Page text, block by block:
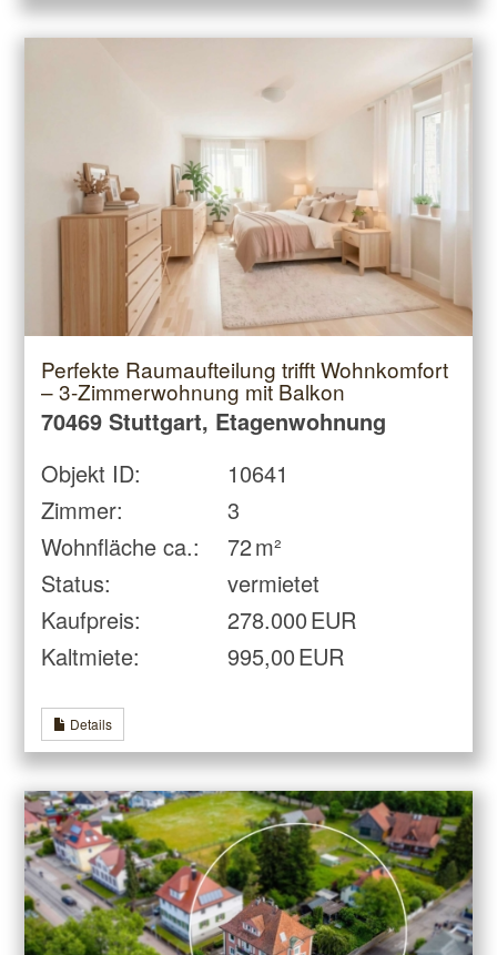
Perfekte Raumaufteilung trifft Wohnkomfort
– 3-Zimmerwohnung mit Balkon
70469 Stuttgart, Etagenwohnung
Objekt ID:
10641
Zimmer:
3
Wohnfläche ca.:
72 m²
Status:
vermietet
Kaufpreis:
278.000 EUR
Kaltmiete:
995,00 EUR
Details